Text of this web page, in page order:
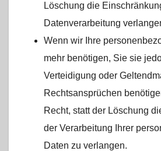
Löschung die
Datenverarbeitung
Wenn wir Ihre
mehr benötigen, Sie sie
Verteidigung oder
Rechtsansprüchen
Recht, statt der Löschung
der Verarbeitung Ihrer
Daten zu verlangen.